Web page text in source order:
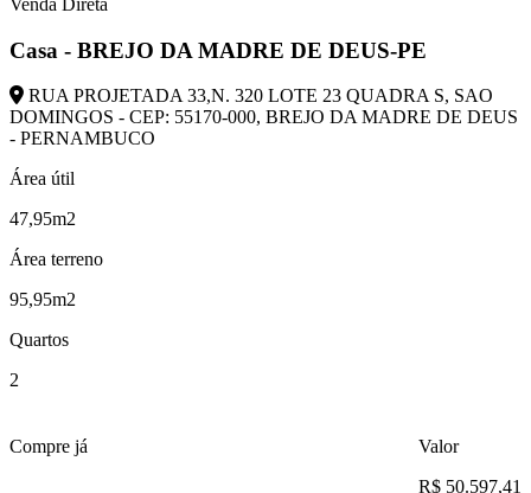
Casa - BREJO DA MADRE DE DEUS-PE
RUA PROJETADA 33,N. 320 LOTE 23 QUADRA S, SAO
DOMINGOS - CEP: 55170-000, BREJO DA MADRE DE DEUS
- PERNAMBUCO
Área útil
47,95m2
Área terreno
95,95m2
Quartos
2
Compre já
Valor
R$ 50.597,41